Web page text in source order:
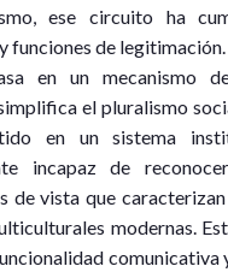
ese circuito ha
funciones de legitimación.
en un mecanismo
el pluralismo
en un sistema
incapaz de
de vista que
modernas.
comunicativa